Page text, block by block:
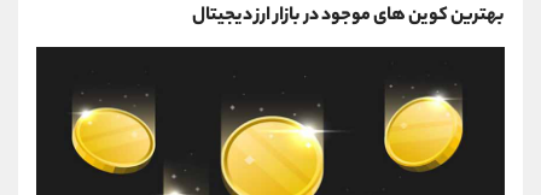
بهترین کوین های موجود در بازار ارز دیجیتال